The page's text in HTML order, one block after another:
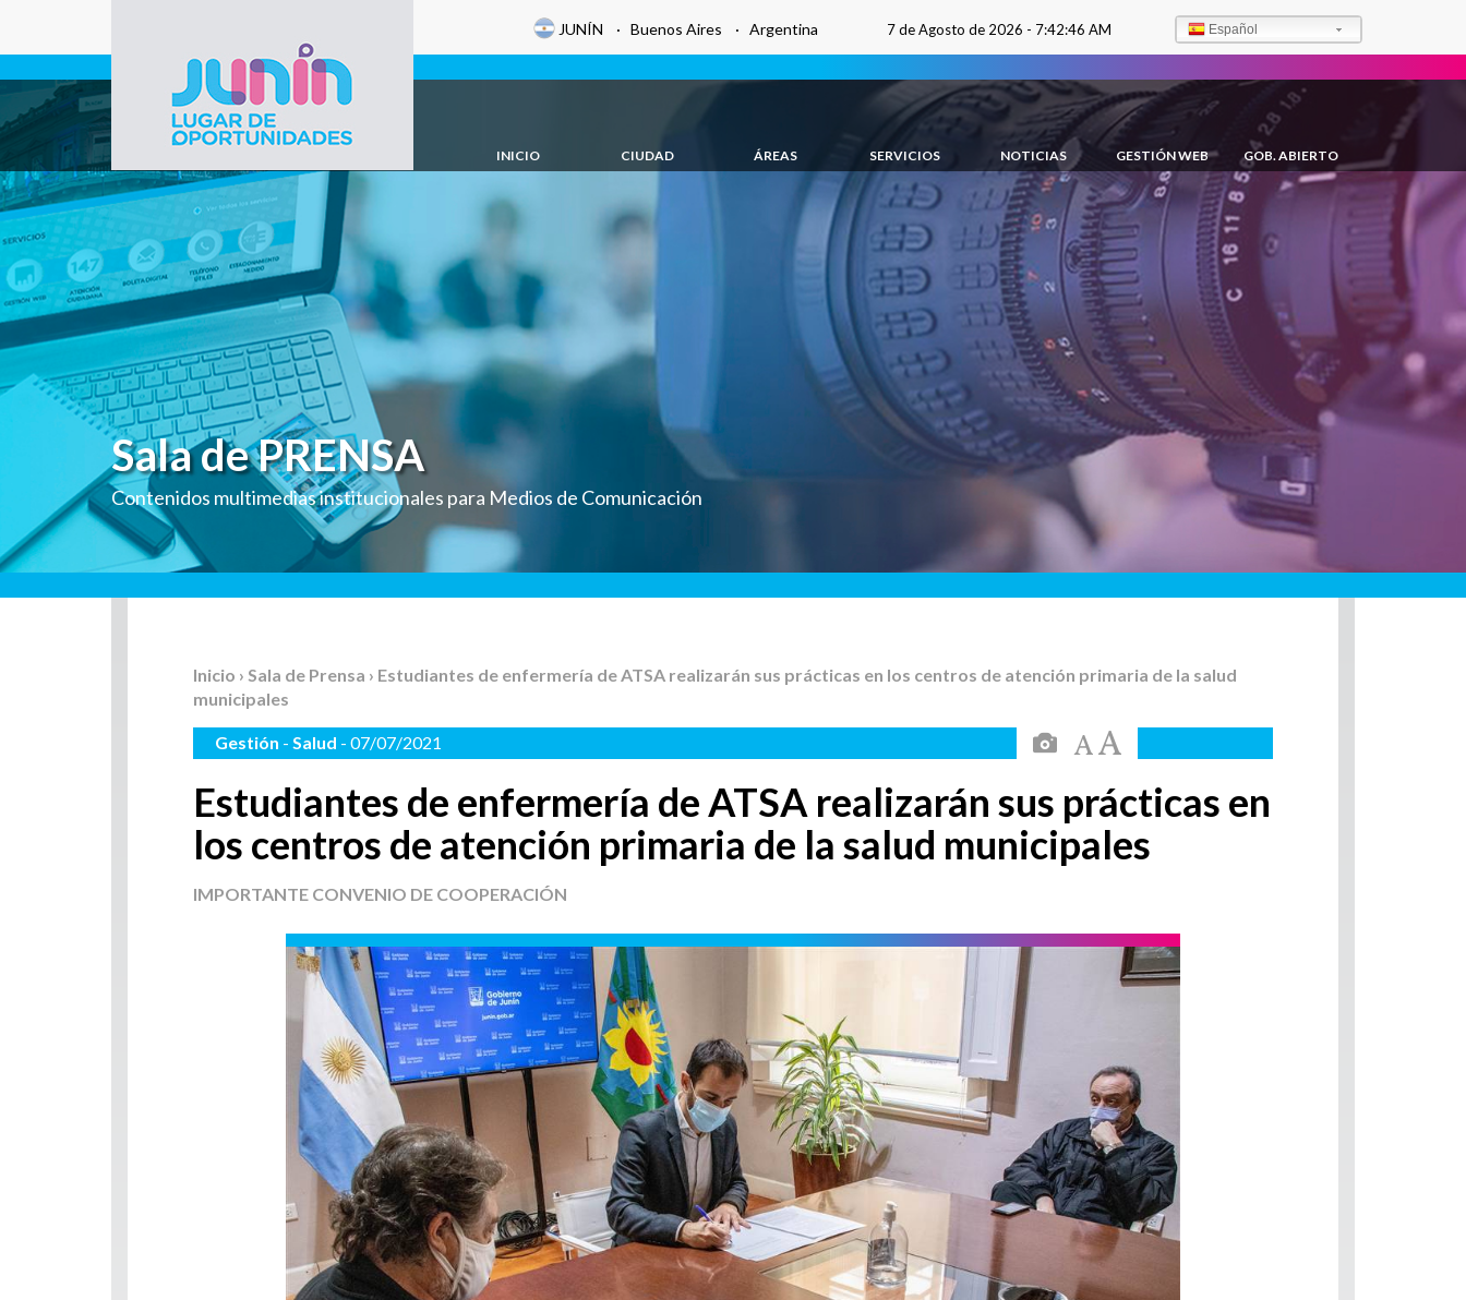
Gobierno de
Junín
JUNÍN · Buenos Aires · Argentina 7 de Agosto de 2026 - 7:42:47 AM Español
INICIO CIUDAD ÁREAS SERVICIOS NOTICIAS GESTIÓN WEB GOB. ABIERTO
Sala de PRENSA
Contenidos multimedias institucionales para Medios de Comunicación
Inicio › Sala de Prensa › Estudiantes de enfermería de ATSA realizarán sus prácticas en los centros de atención primaria de la salud
municipales
Gestión - Salud - 07/07/2021
Estudiantes de enfermería de ATSA realizarán sus prácticas en
los centros de atención primaria de la salud municipales
IMPORTANTE CONVENIO DE COOPERACIÓN